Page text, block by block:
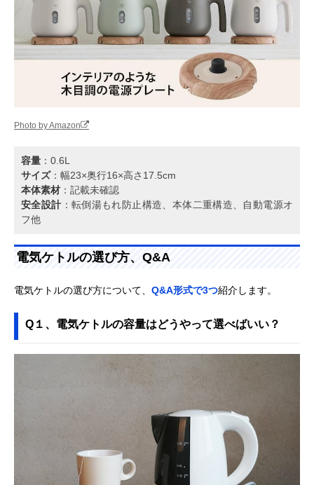
Photo by Amazon
容量 ：0.6L
サイズ：幅23×奥行16×高さ17.5cm
本体素材 ：記載未確認
安全設計 ：転倒湯もれ防止構造、本体二重構造、自動電源オ
フ他
電気ケトルの選び方、Q&A
電気ケトルの選び方について、 Q&A形式で3つ紹介します。
Q１、電気ケトルの容量はどうやって選べばいい？